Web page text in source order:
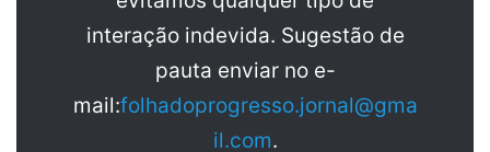
interação indevida. Sugestão de
pauta enviar no e-
mail:folhadoprogresso.jornal@gma
il.com.